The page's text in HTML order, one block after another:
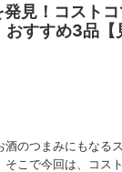
発見！コスト
おすすめ3品【
酒のつまみにもなる
そこで今回は、コス